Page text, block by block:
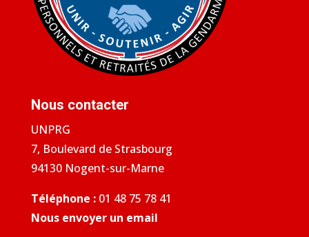
Nous contacter
UNPRG
7, Boulevard de Strasbourg
94130 Nogent-sur-Marne
Téléphone :01 48 75 78 41
Nous envoyer un email